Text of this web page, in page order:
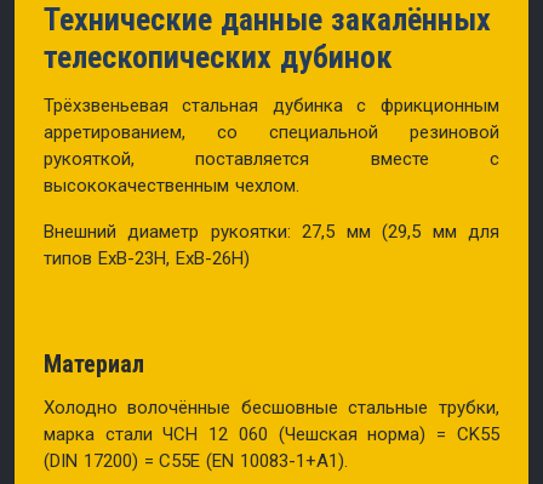
Технические данные закалённых
телескопических дубинок
Трёхзвеньевая стальная дубинка с фрикционным
арретированием, со специальной резиновой
рукояткой, поставляется вместе с
высококачественным чехлом.
Внешний диаметр рукоятки: 27,5 мм (29,5 мм для
типов ExB-23H, ExB-26H)
Материал
Холодно волочённые бесшовные стальные трубки,
марка стали ЧСН 12 060 (Чешская норма) = CK55
(DIN 17200) = C55E (EN 10083-1+A1).